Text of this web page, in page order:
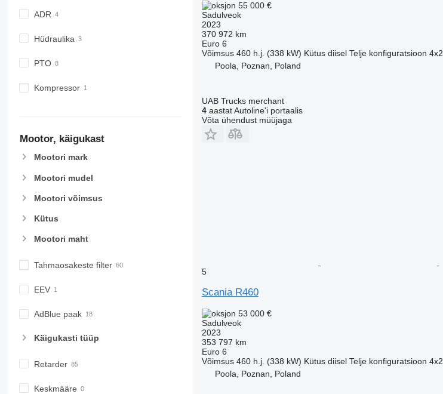
ADR
Hüdraulika
PTO
Kompressor
Mootor, käigukast
Mootori mark
Mootori mudel
Mootori võimsus
Kütus
Mootori maht
Tahmaosakeste filter
EEV
AdBlue paak
Käigukasti tüüp
Retarder
Keskmääre
55 000 €
Sadulveok
2023
370 972 km
Euro 6
Võimsus 460 h.j. (338 kW) Kütus diisel Telje konfiguratsioon 4x2
Poola, Poznan, Poland
UAB Trucks merchant
4aastat Autoline'i portaalis
Võta ühendust müüjaga
5
Scania R460
53 000 €
Sadulveok
2023
353 797 km
Euro 6
Võimsus 460 h.j. (338 kW) Kütus diisel Telje konfiguratsioon 4x2
Poola, Poznan, Poland